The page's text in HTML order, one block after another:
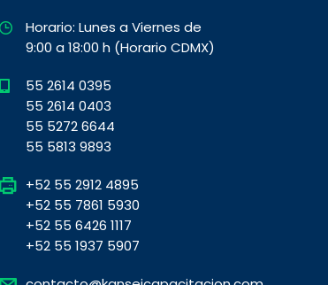
Horario: Lunes a Viernes de
9:00 a 18:00 h (Horario CDMX)
55 2614 0395
55 2614 0403
55 5272 6644
55 5813 9893
+52 55 2912 4895
+52 55 7861 5930
+52 55 6426 1117
+52 55 1937 5907